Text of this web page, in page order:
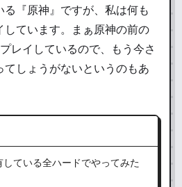
『原神』ですが、私は何も
しています。まぁ原神の前の
レイしているので、もう今さ
てしょうがないというのもあ
している全ハードでやってみた